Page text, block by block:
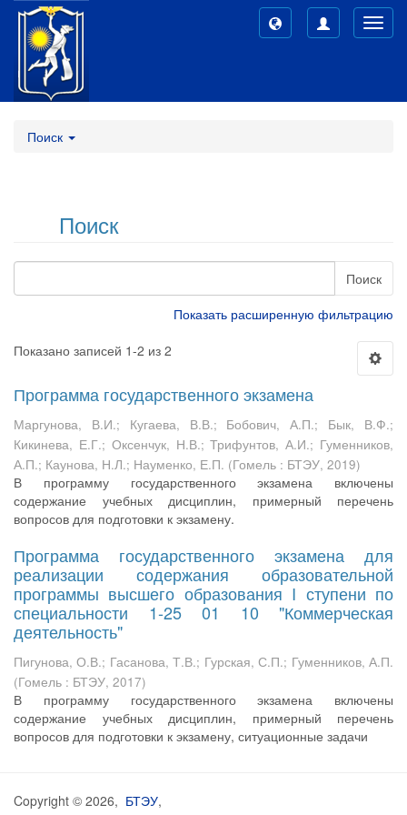
Поиск
Поиск
Поиск
Показать расширенную фильтрацию
Показано записей 1-2 из 2
Программа государственного экзамена
Маргунова, В.И.; Кугаева, В.В.; Бобович, А.П.; Бык, В.Ф.;
Кикинева, Е.Г.; Оксенчук, Н.В.;Трифунтов, А.И.; Гуменников,
А.П.; Каунова, Н.Л.; Науменко, Е.П. (Гомель : БТЭУ, 2019)
В программу государственного экзамена включены
содержание учебных дисциплин, примерный перечень
вопросов для подготовки к экзамену.
Программа государственного экзамена для
реализации содержания образовательной
программы высшего образования I ступени по
специальности 1-25 01 10 "Коммерческая
деятельность"
Пигунова, О.В.; Гасанова, Т.В.; Гурская, С.П.; Гуменников, А.П.
(Гомель : БТЭУ, 2017)
В программу государственного экзамена включены
содержание учебных дисциплин, примерный перечень
вопросов для подготовки к экзамену, ситуационные задачи
Copyright © 2026, БТЭУ,